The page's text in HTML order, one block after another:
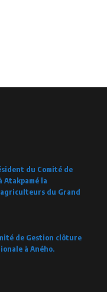
du Comité de
Atakpamé la
du Grand
de Gestion clôture
à Aného.